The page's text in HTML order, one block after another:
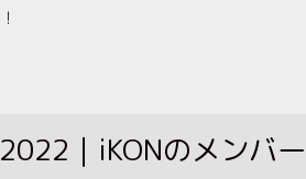
2022｜iKONのメンバ